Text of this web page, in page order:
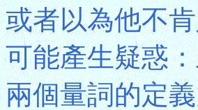
或者以為他不
可能產生疑惑
兩個量詞的定